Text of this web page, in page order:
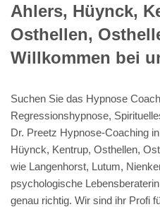
Ahlers, Hüynck,
Osthellen,
Willkommen bei
Suchen Sie das Hypnose
Regressionshypnose,
Dr. Preetz Hypnose-Coaching
Hüynck, Kentrup, Osthellen,
wie Langenhorst, Lutum,
psychologische
genau richtig. Wir sind ihr Profi